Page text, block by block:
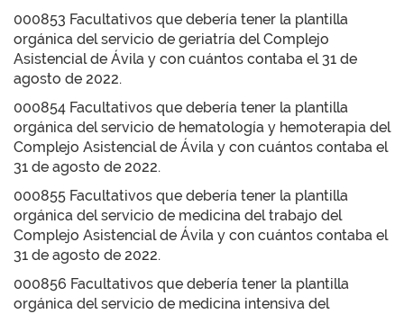
000853 Facultativos que debería tener la plantilla
orgánica del servicio de geriatría del Complejo
Asistencial de Ávila y con cuántos contaba el 31 de
agosto de 2022.
000854 Facultativos que debería tener la plantilla
orgánica del servicio de hematología y hemoterapia del
Complejo Asistencial de Ávila y con cuántos contaba el
31 de agosto de 2022.
000855 Facultativos que debería tener la plantilla
orgánica del servicio de medicina del trabajo del
Complejo Asistencial de Ávila y con cuántos contaba el
31 de agosto de 2022.
000856 Facultativos que debería tener la plantilla
orgánica del servicio de medicina intensiva del